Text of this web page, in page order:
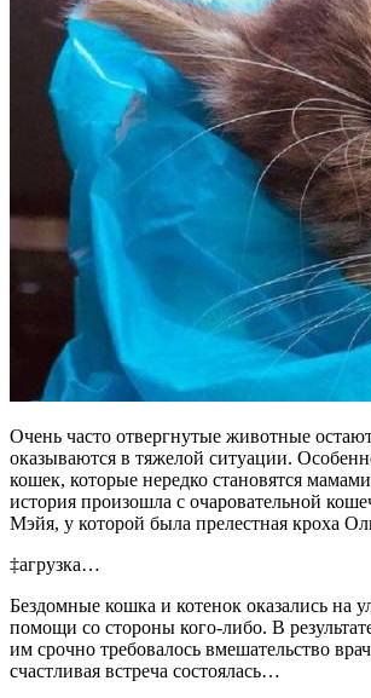
Очень часто отвергнутые животные
оказываются в тяжелой ситуации.
кошек, которые нередко становятся
история произошла с очаровательной
Мэйя, у которой была прелестная кроха
‡агрузка…
Бездомные кошка и котенок оказались на
помощи со стороны кого-либо. В
им срочно требовалось вмешательство
счастливая встреча состоялась…